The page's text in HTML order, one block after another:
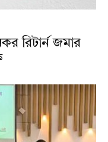
রিটার্ন জমার